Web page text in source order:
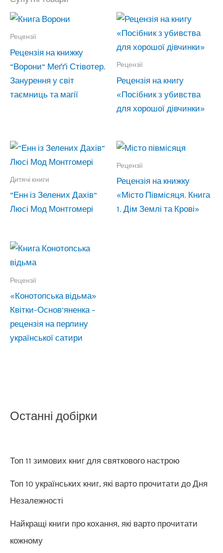
Рецензії
Рецензія на книжку
“Ворони” Меґґі Стівотер.
Занурення у світ
таємниць та магії
Рецензії
Рецензія на книгу
«Посібник з убивства
для хорошої дівчинки»
Дитячі книги
“Енн із Зелених Дахів”
Люсі Мод Монтгомері
Рецензії
Рецензія на книжку
«Місто Півмісяця. Книга
1. Дім Землі та Крові»
Рецензії
«Конотопська відьма»
Квітки-Основ’яненка –
рецензія на перлину
української сатири
Останні добірки
Топ 11 зимових книг для святкового настрою
Топ 10 українських книг, які варто прочитати до Дня
Незалежності
Найкращі книги про кохання, які варто прочитати
кожному